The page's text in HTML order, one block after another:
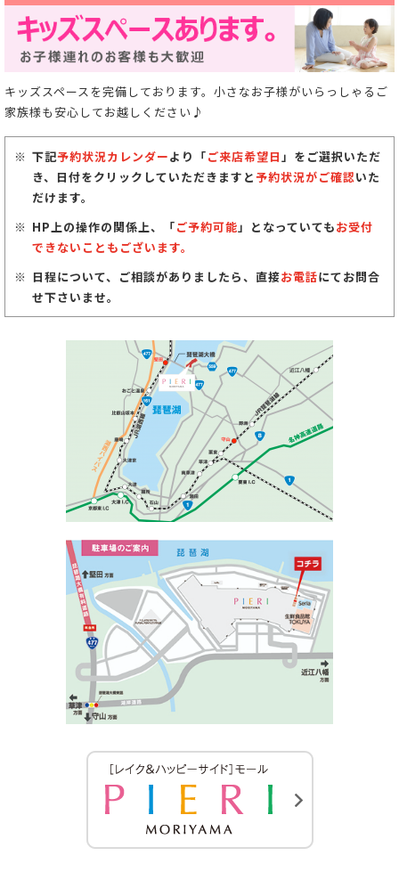
キッズスペースを完備しております。小さなお子様がいらっしゃるご
家族様も安心してお越しください♪
下記予約状況カレンダーより「ご来店希望日 」をご選択いただ
き、日付をクリックしていただきますと予約状況がご確認いた
だけます。
HP上の操作の関係上、「ご予約可能 」となっていてもお受付
できないこともございます。
日程について、ご相談がありましたら、直接お電話にてお問合
せ下さいませ。